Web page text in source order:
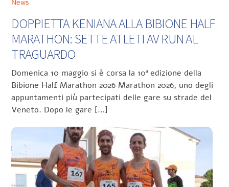
News
DOPPIETTA KENIANA ALLA BIBIONE HALF
MARATHON: SETTE ATLETI AV RUN AL
TRAGUARDO
Domenica 10 maggio si è corsa la 10ª edizione della
Bibione Half Marathon 2026 Marathon 2026, uno degli
appuntamenti più partecipati delle gare su strade del
Veneto. Dopo le gare […]